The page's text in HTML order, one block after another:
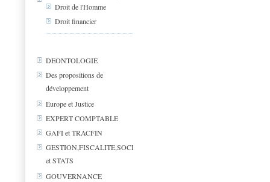
Droit de l'Homme
Droit financier
DEONTOLOGIE
Des propositions de
développement
Europe et Justice
EXPERT COMPTABLE
GAFI et TRACFIN
GESTION,FISCALITE,SOCIAL
et STATS
GOUVERNANCE